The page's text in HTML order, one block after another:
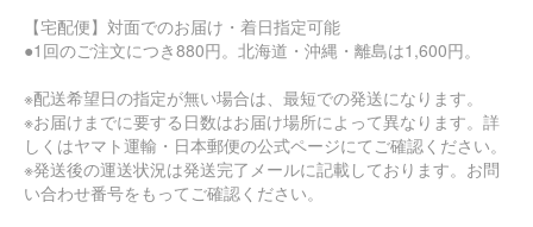
【宅配便】対面でのお届け・着日指定可能
●1回のご注文につき880円。北海道・沖縄・離島は1,600円。
※配送希望日の指定が無い場合は、最短での発送になります。
※お届けまでに要する日数はお届け場所によって異なります。詳
しくはヤマト運輸・日本郵便の公式ページにてご確認ください。
※発送後の運送状況は発送完了メールに記載しております。お問
い合わせ番号をもってご確認ください。